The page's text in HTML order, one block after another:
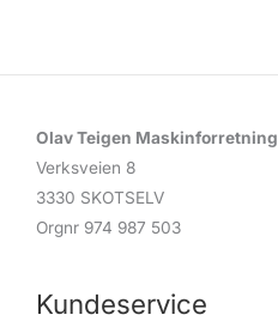
Olav Teigen Maskinforretning
Verksveien 8
3330 SKOTSELV
Orgnr 974 987 503
Kundeservice